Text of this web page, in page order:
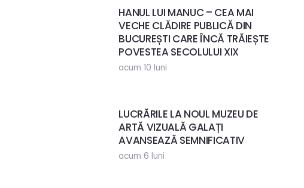
HANUL LUI MANUC – CEA MAI
VECHE CLĂDIRE PUBLICĂ DIN
BUCUREȘTI CARE ÎNCĂ TRĂIEȘTE
POVESTEA SECOLULUI XIX
acum 10 luni
LUCRĂRILE LA NOUL MUZEU DE
ARTĂ VIZUALĂ GALAȚI
AVANSEAZĂ SEMNIFICATIV
acum 6 luni